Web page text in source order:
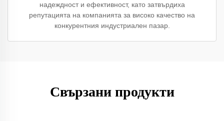
надеждност и ефективност, като затвърдиха
репутацията на компанията за високо качество на
конкурентния индустриален пазар.
Свързани продукти